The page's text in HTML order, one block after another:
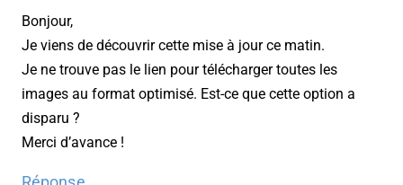
Bonjour,
Je viens de découvrir cette mise à jour ce matin.
Je ne trouve pas le lien pour télécharger toutes les
images au format optimisé. Est-ce que cette option a
disparu ?
Merci d’avance !